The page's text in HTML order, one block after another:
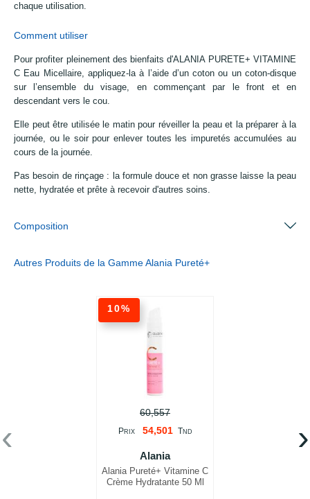
chaque utilisation.
Comment utiliser
Pour profiter pleinement des bienfaits d'ALANIA PURETE+ VITAMINE
C Eau Micellaire, appliquez-la à l’aide d’un coton ou un coton-disque
sur l’ensemble du visage, en commençant par le front et en
descendant vers le cou.
Elle peut être utilisée le matin pour réveiller la peau et la préparer à la
journée, ou le soir pour enlever toutes les impuretés accumulées au
cours de la journée.
Pas besoin de rinçage : la formule douce et non grasse laisse la peau
nette, hydratée et prête à recevoir d'autres soins.
Composition
Autres Produits de la Gamme Alania Pureté+
10%
60,557
PRIX 54,501 TND
Alania
Alania Pureté+ Vitamine C
Crème Hydratante 50 Ml
‹ ›